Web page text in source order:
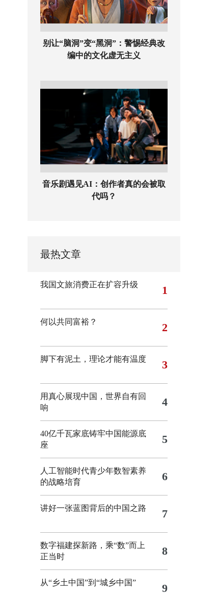
别让“脑洞”变“黑洞”：警惕经典改
编中的文化虚无主义
音乐剧遇见AI：创作者真的会被取
代吗？
最热文章
我国文旅消费正在扩容升级 1
何以共同富裕？ 2
脚下有泥土，理论才能有温度 3
用真心展现中国，世界自有回
响
4
40亿千瓦家底铸牢中国能源底
座
5
人工智能时代青少年数智素养
的战略培育
6
讲好一张蓝图背后的中国之路 7
数字福建探新路，乘“数”而上
正当时
8
从“乡土中国”到“城乡中国” 9